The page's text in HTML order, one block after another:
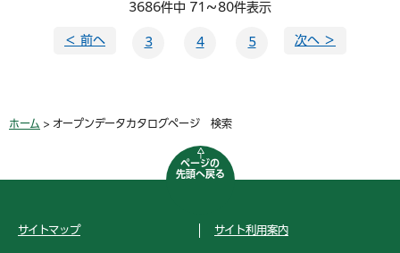
3686件中 71～80件表示
＜ 前へ 3 4 5 次へ ＞
ホーム > オープンデータカタログページ 検索
ページの
先頭へ戻る
サイトマップ サイト利用案内